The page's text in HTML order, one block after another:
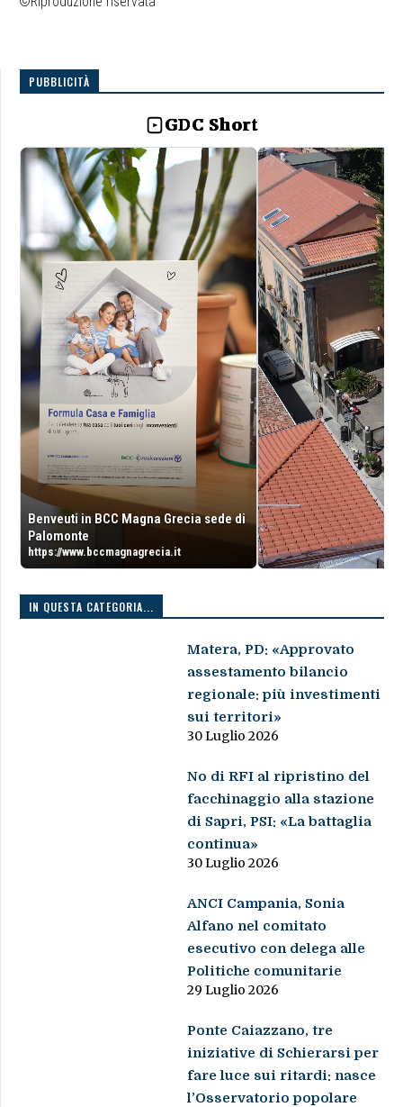
PUBBLICITÀ
GDC Short
Benveuti in BCC Magna Grecia sede di
Palomonte
https://www.bccmagnagrecia.it
IN QUESTA CATEGORIA...
Matera, PD: «Approvato
assestamento bilancio
regionale: più investimenti
sui territori»
30 Luglio 2026
No di RFI al ripristino del
facchinaggio alla stazione
di Sapri, PSI: «La battaglia
continua»
30 Luglio 2026
ANCI Campania, Sonia
Alfano nel comitato
esecutivo con delega alle
Politiche comunitarie
29 Luglio 2026
Ponte Caiazzano, tre
iniziative di Schierarsi per
fare luce sui ritardi: nasce
l’Osservatorio popolare